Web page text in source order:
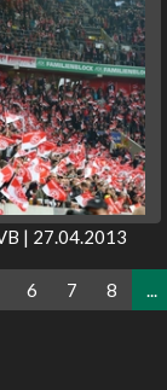
| 27.04.2013
6 7 8 ...